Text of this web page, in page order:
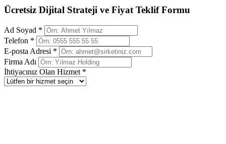
Ücretsiz Dijital Strateji ve Fiyat Teklif Formu
Ad Soyad *
Telefon *
E-posta Adresi *
Firma Adı
İhtiyacınız Olan Hizmet *